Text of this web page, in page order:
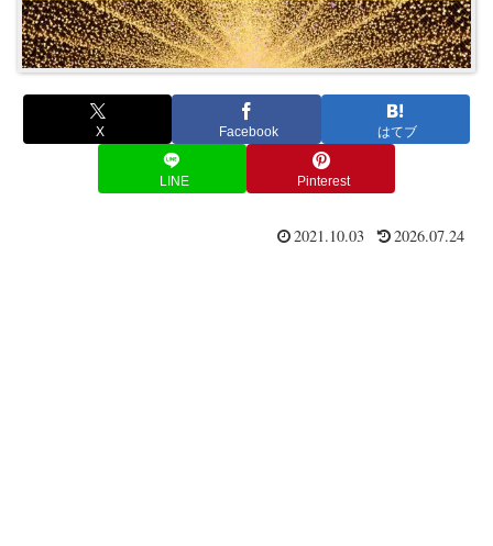
X Facebook はてブ
LINE Pinterest
2021.10.03 2026.07.24